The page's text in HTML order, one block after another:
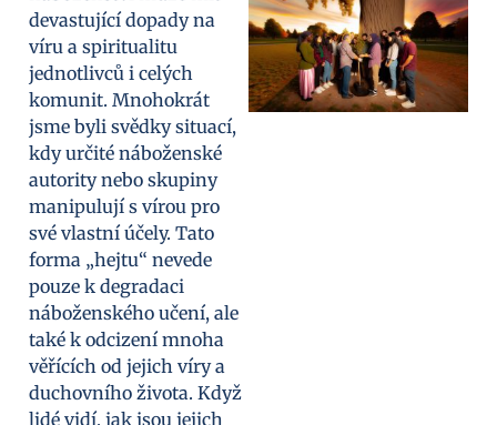
devastující dopady na
víru a spiritualitu
jednotlivců i celých
komunit. Mnohokrát
jsme byli svědky situací,
kdy určité náboženské
autority nebo skupiny
manipulují s vírou pro
své vlastní účely. Tato
forma „hejtu“ nevede
pouze k degradaci
náboženského učení, ale
také k odcizení mnoha
věřících od jejich víry a
duchovního života. Když
lidé vidí, jak jsou jejich